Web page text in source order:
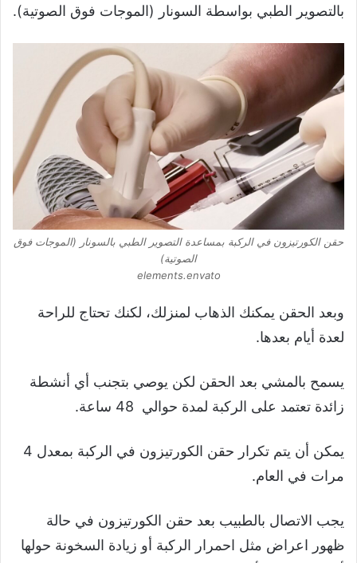
بالتصوير الطبي بواسطة السونار (الموجات فوق الصوتية).
حقن الكورتيزون في الركبة بمساعدة التصوير الطبي بالسونار (الموجات فوق
الصوتية)
elements.envato
وبعد الحقن يمكنك الذهاب لمنزلك، لكنك تحتاج للراحة
لعدة أيام بعدها.
يسمح بالمشي بعد الحقن لكن يوصي بتجنب أي أنشطة
زائدة تعتمد على الركبة لمدة حوالي 48 ساعة.
يمكن أن يتم تكرار حقن الكورتيزون في الركبة بمعدل 4
مرات في العام.
يجب الاتصال بالطبيب بعد حقن الكورتيزون في حالة
ظهور اعراض مثل احمرار الركبة أو زيادة السخونة حولها